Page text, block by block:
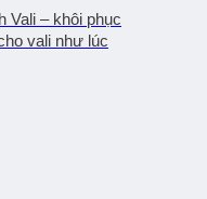
Vali – khôi phục
vali như lúc